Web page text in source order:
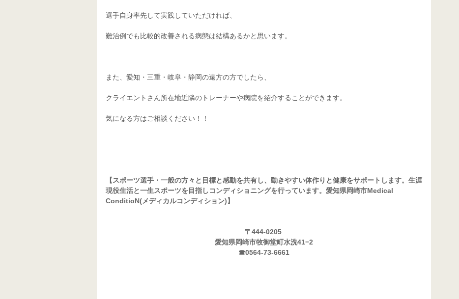
選手自身率先して実践していただければ、
難治例でも比較的改善される病態は結構あるかと思います。
また、愛知・三重・岐阜・静岡の遠方の方でしたら、
クライエントさん所在地近隣のトレーナーや病院を紹介することができます。
気になる方はご相談ください！！
【スポーツ選手・一般の方々と目標と感動を共有し、動きやすい体作りと健康をサポートします。生涯
現役生活と一生スポーツを目指しコンディショニングを行っています。愛知県岡崎市Medical
ConditioN(メディカルコンディション)】
〒444-0205
愛知県岡崎市牧御堂町水洗41−2
☎0564-73-6661